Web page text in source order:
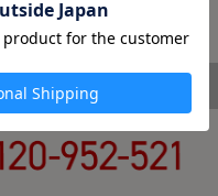
トについて